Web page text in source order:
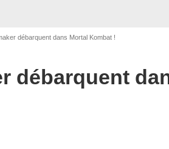
débarquent dans Mortal Kombat !
débarquent